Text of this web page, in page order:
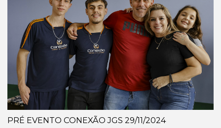
PRÉ EVENTO CONEXÃO JGS 29/11/2024